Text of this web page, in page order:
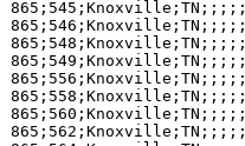
865;545;Knoxville;TN;;;;;
865;546;Knoxville;TN;;;;;
865;548;Knoxville;TN;;;;;
865;549;Knoxville;TN;;;;;
865;556;Knoxville;TN;;;;;
865;558;Knoxville;TN;;;;;
865;560;Knoxville;TN;;;;;
865;562;Knoxville;TN;;;;;